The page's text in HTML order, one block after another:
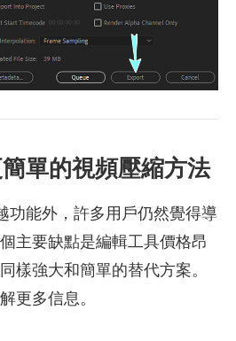
單的視頻壓縮方法
功能外，許多用戶仍然覺得導
主要缺點是編輯工具價格昂
樣強大和簡單的替代方案。
更多信息。